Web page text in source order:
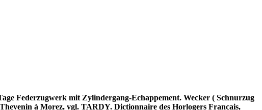
Federzugwerk mit Zylindergang-Echappement. Wecker ( Schnurzug
à Morez, vgl. TARDY. Dictionnaire des Horlogers Francais,